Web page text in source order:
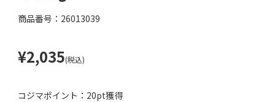
商品番号：26013039
¥2,035(税込)
コジマポイント： 20pt獲得